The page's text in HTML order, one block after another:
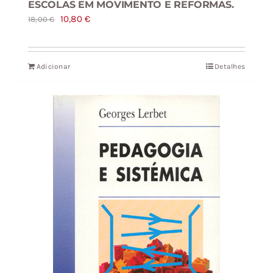
ESCOLAS EM MOVIMENTO E REFORMAS.
18,00€
O
original
era:
10,80€O
atual
Adicionar Detalhes